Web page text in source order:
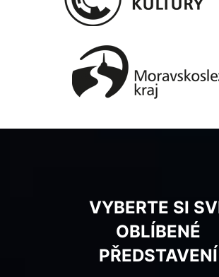
VYBERTE SI
OBLÍBENÉ
PŘEDSTAVENÍ